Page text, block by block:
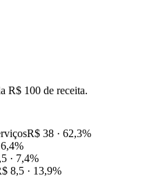
R$ 100 de receita.
R$ 38 · 62,3%
%
· 7,4%
8,5 · 13,9%